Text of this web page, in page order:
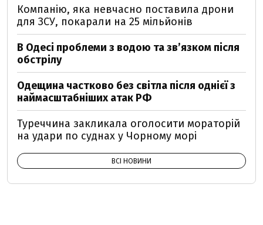
Компанію, яка невчасно поставила дрони
для ЗСУ, покарали на 25 мільйонів
В Одесі проблеми з водою та звʼязком після
обстрілу
Одещина частково без світла після однієї з
наймасштабніших атак РФ
Туреччина закликала оголосити мораторій
на удари по суднах у Чорному морі
ВСІ НОВИНИ